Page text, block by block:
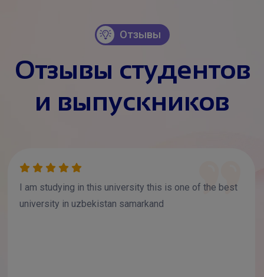
Отзывы
Отзывы студентов
и выпускников
I am studying in this university this is one of the best
university in uzbekistan samarkand